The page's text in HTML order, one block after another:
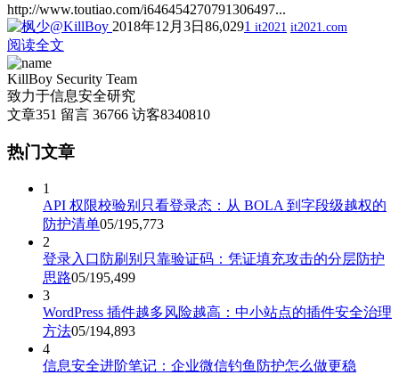
http://www.toutiao.com/i646454270791306497...
2018年12月3日 86,0291 it2021 it2021.com
阅读全文
KillBoy Security Team
致力于信息安全研究
文章351 留言 36766 访客8340810
热门文章
1
API 权限校验别只看登录态：从 BOLA 到字段级越权的
防护清单05/195,773
2
登录入口防刷别只靠验证码：凭证填充攻击的分层防护
思路05/195,499
3
WordPress 插件越多风险越高：中小站点的插件安全治理
方法05/194,893
4
信息安全进阶笔记：企业微信钓鱼防护怎么做更稳